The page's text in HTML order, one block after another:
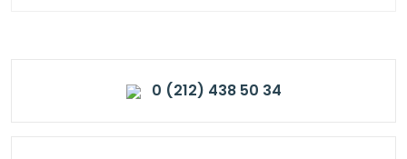
0 (212) 438 50 34